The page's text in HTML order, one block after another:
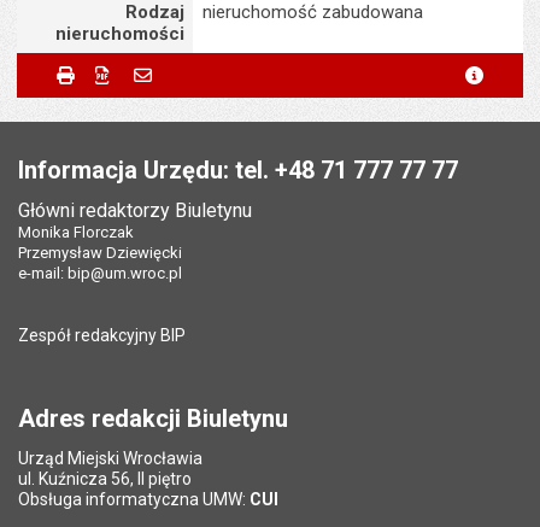
Rodzaj
nieruchomości
nieruchomość zabudowana
Metryczka
Odpowiedzialny za treść:
Liczba wyświetleń:
Powiadom znajomego
Powiadom znajomego
Twoje imię i nazwisko
Twój adres e-mail Pole wymagane
Tytuł e-mailaPole wymagane
*
Adres e-mail znajomego
Pytanie antyspamowe
*
Pole wymagane
Drukuj Zapisz do PDF
Informacja Urzędu: tel. +48 71 777 77 77
Główni redaktorzy Biuletynu
Monika Florczak
Przemysław Dziewięcki
e-mail: bip@um.wroc.pl
Zespół redakcyjny BIP
Adres redakcji Biuletynu
Urząd Miejski Wrocławia
ul. Kuźnicza 56, II piętro
Obsługa informatyczna UMW: CUI